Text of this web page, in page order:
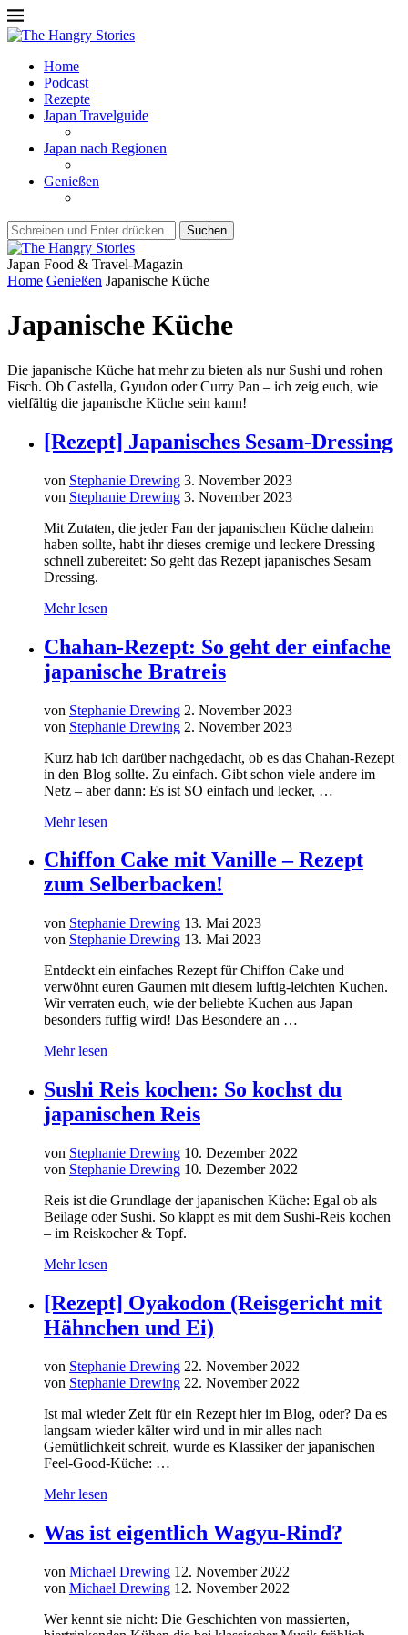
Home
Podcast
Rezepte
Japan Travelguide
Japan nach Regionen
Genießen
Suchen
Japan Food & Travel-Magazin
Home Genießen Japanische Küche
Japanische Küche
Die japanische Küche hat mehr zu bieten als nur Sushi und rohen
Fisch. Ob Castella, Gyudon oder Curry Pan – ich zeig euch, wie
vielfältig die japanische Küche sein kann!
[Rezept] Japanisches Sesam-Dressing
von Stephanie Drewing 3. November 2023
von Stephanie Drewing 3. November 2023
Mit Zutaten, die jeder Fan der japanischen Küche daheim
haben sollte, habt ihr dieses cremige und leckere Dressing
schnell zubereitet: So geht das Rezept japanisches Sesam
Dressing.
Mehr lesen
Chahan-Rezept: So geht der einfache
japanische Bratreis
von Stephanie Drewing 2. November 2023
von Stephanie Drewing 2. November 2023
Kurz hab ich darüber nachgedacht, ob es das Chahan-Rezept
in den Blog sollte. Zu einfach. Gibt schon viele andere im
Netz – aber dann: Es ist SO einfach und lecker, …
Mehr lesen
Chiffon Cake mit Vanille – Rezept
zum Selberbacken!
von Stephanie Drewing 13. Mai 2023
von Stephanie Drewing 13. Mai 2023
Entdeckt ein einfaches Rezept für Chiffon Cake und
verwöhnt euren Gaumen mit diesem luftig-leichten Kuchen.
Wir verraten euch, wie der beliebte Kuchen aus Japan
besonders fuffig wird! Das Besondere an …
Mehr lesen
Sushi Reis kochen: So kochst du
japanischen Reis
von Stephanie Drewing 10. Dezember 2022
von Stephanie Drewing 10. Dezember 2022
Reis ist die Grundlage der japanischen Küche: Egal ob als
Beilage oder Sushi. So klappt es mit dem Sushi-Reis kochen
– im Reiskocher & Topf.
Mehr lesen
[Rezept] Oyakodon (Reisgericht mit
Hähnchen und Ei)
von Stephanie Drewing 22. November 2022
von Stephanie Drewing 22. November 2022
Ist mal wieder Zeit für ein Rezept hier im Blog, oder? Da es
langsam wieder kälter wird und in mir alles nach
Gemütlichkeit schreit, wurde es Klassiker der japanischen
Feel-Good-Küche: …
Mehr lesen
Was ist eigentlich Wagyu-Rind?
von Michael Drewing 12. November 2022
von Michael Drewing 12. November 2022
Wer kennt sie nicht: Die Geschichten von massierten,